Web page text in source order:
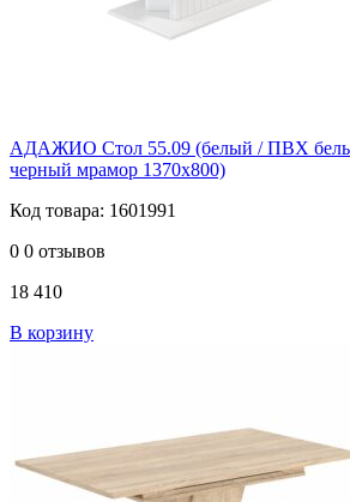
АДАЖИО Стол 55.09 (белый / ПВХ
черный мрамор 1370х800)
Код товара: 1601991
0 0 отзывов
18 410
В корзину